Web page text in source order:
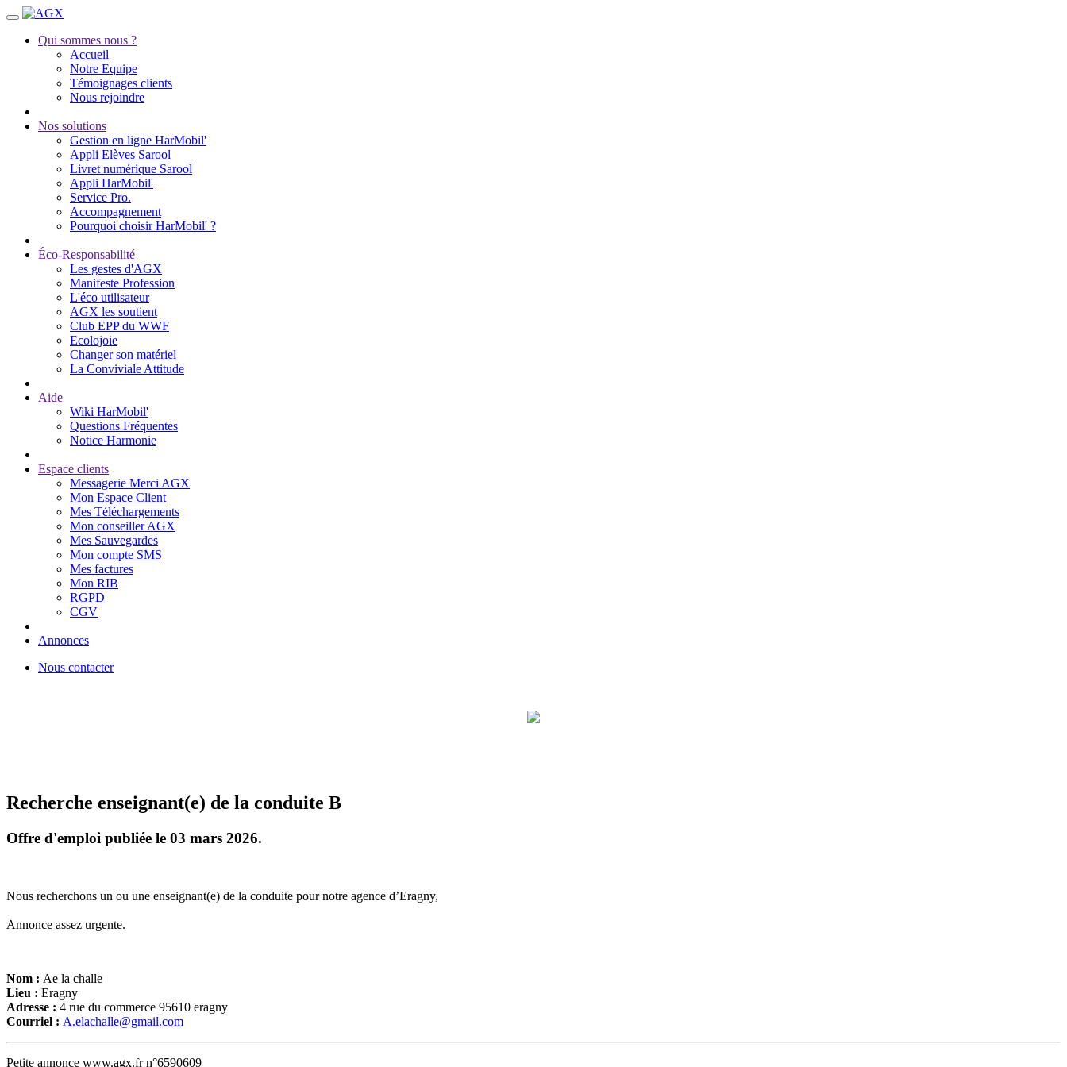
Qui sommes nous ?
Accueil
Notre Equipe
Témoignages clients
Nous rejoindre
Nos solutions
Gestion en ligne HarMobil'
Appli Elèves Sarool
Livret numérique Sarool
Appli HarMobil'
Service Pro.
Accompagnement
Pourquoi choisir HarMobil' ?
Éco-Responsabilité
Les gestes d'AGX
Manifeste Profession
L'éco utilisateur
AGX les soutient
Club EPP du WWF
Ecolojoie
Changer son matériel
La Conviviale Attitude
Aide
Wiki HarMobil'
Questions Fréquentes
Notice Harmonie
Espace clients
Messagerie Merci AGX
Mon Espace Client
Mes Téléchargements
Mon conseiller AGX
Mes Sauvegardes
Mon compte SMS
Mes factures
Mon RIB
RGPD
CGV
Annonces
Nous contacter
Recherche enseignant(e) de la conduite B
Offre d'emploi publiée le 03 mars 2026.
Nous recherchons un ou une enseignant(e) de la conduite pour notre agence d’Eragny,
Annonce assez urgente.
Nom : Ae la challe
Lieu : Eragny
Adresse : 4 rue du commerce 95610 eragny
Courriel : A.elachalle@gmail.com
Petite annonce www.agx.fr n°6590609